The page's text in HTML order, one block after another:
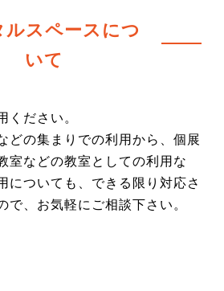
ルスペースにつ
いて
ください。
どの集まりでの利用から、個展
室などの教室としての利用な
についても、できる限り対応さ
で、お気軽にご相談下さい。